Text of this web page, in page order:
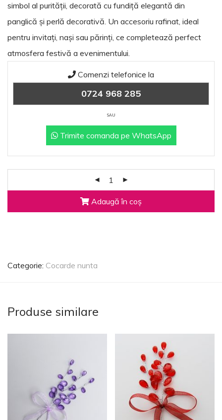
simbol al purității, decorată cu fundiță elegantă din
panglică și perlă decorativă. Un accesoriu rafinat, ideal
pentru invitați, nași sau părinți, ce completează perfect
atmosfera festivă a evenimentului.
Comenzi telefonice la
0724 968 285
SAU
Trimite comanda pe WhatsApp
Adaugă în coș
Categorie: Cocarde nunta
Produse similare